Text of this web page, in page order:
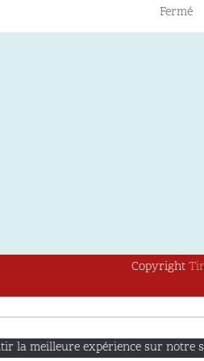
Fermé
Copyright
la meilleure expérience sur notre